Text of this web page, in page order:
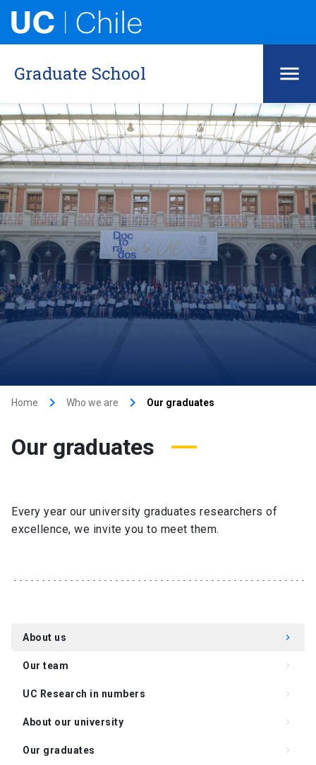
Graduate School
Home keyboard_arrow_right Who we are keyboard_arrow_right Our graduates
Our graduates
Every year our university graduates researchers of
excellence, we invite you to meet them.
About us keyboard_arrow_right
Our team keyboard_arrow_right
UC Research in numbers keyboard_arrow_right
About our university keyboard_arrow_right
Our graduates keyboard_arrow_right